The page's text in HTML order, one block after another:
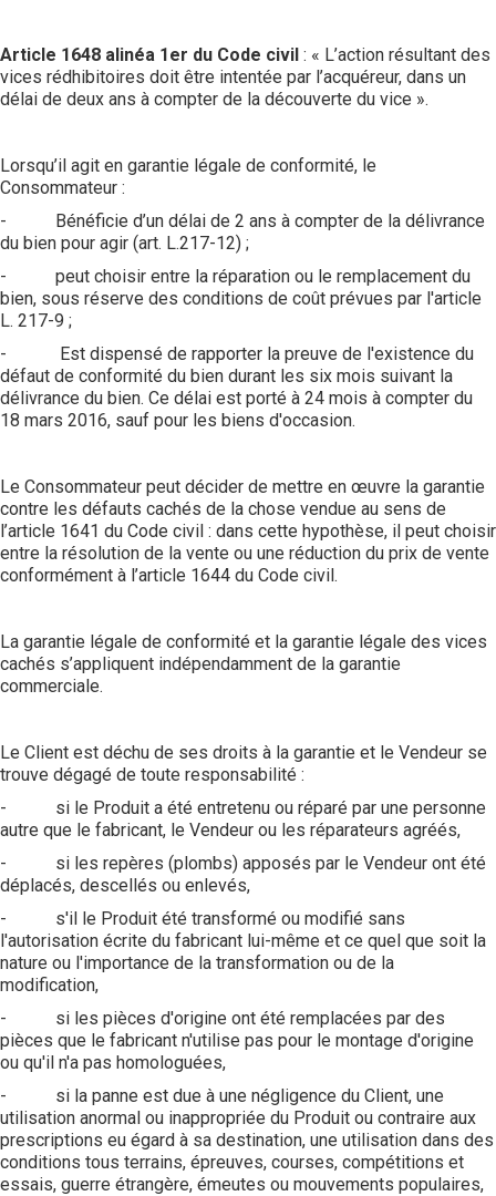
Article 1648 alinéa 1er du Code civil : « L’action résultant des
vices rédhibitoires doit être intentée par l’acquéreur, dans un
délai de deux ans à compter de la découverte du vice ».
Lorsqu’il agit en garantie légale de conformité, le
Consommateur :
- Bénéficie d’un délai de 2 ans à compter de la délivrance
du bien pour agir (art. L.217-12) ;
- peut choisir entre la réparation ou le remplacement du
bien, sous réserve des conditions de coût prévues par l'article
L. 217-9 ;
- Est dispensé de rapporter la preuve de l'existence du
défaut de conformité du bien durant les six mois suivant la
délivrance du bien. Ce délai est porté à 24 mois à compter du
18 mars 2016, sauf pour les biens d'occasion.
Le Consommateur peut décider de mettre en œuvre la garantie
contre les défauts cachés de la chose vendue au sens de
l’article 1641 du Code civil : dans cette hypothèse, il peut choisir
entre la résolution de la vente ou une réduction du prix de vente
conformément à l’article 1644 du Code civil.
La garantie légale de conformité et la garantie légale des vices
cachés s’appliquent indépendamment de la garantie
commerciale.
Le Client est déchu de ses droits à la garantie et le Vendeur se
trouve dégagé de toute responsabilité :
- si le Produit a été entretenu ou réparé par une personne
autre que le fabricant, le Vendeur ou les réparateurs agréés,
- si les repères (plombs) apposés par le Vendeur ont été
déplacés, descellés ou enlevés,
- s'il le Produit été transformé ou modifié sans
l'autorisation écrite du fabricant lui-même et ce quel que soit la
nature ou l'importance de la transformation ou de la
modification,
- si les pièces d'origine ont été remplacées par des
pièces que le fabricant n'utilise pas pour le montage d'origine
ou qu'il n'a pas homologuées,
- si la panne est due à une négligence du Client, une
utilisation anormal ou inappropriée du Produit ou contraire aux
prescriptions eu égard à sa destination, une utilisation dans des
conditions tous terrains, épreuves, courses, compétitions et
essais, guerre étrangère, émeutes ou mouvements populaires,